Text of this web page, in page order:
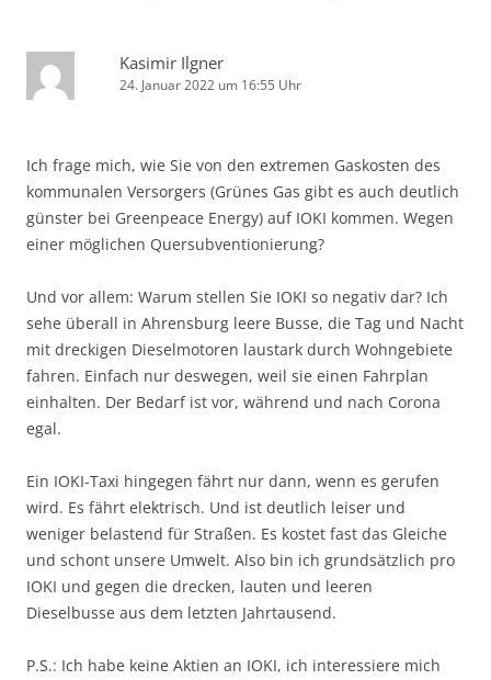
Kasimir Ilgner
24. Januar 2022 um 16:55 Uhr
Ich frage mich, wie Sie von den extremen Gaskosten des
kommunalen Versorgers (Grünes Gas gibt es auch deutlich
günster bei Greenpeace Energy) auf IOKI kommen. Wegen
einer möglichen Quersubventionierung?
Und vor allem: Warum stellen Sie IOKI so negativ dar? Ich
sehe überall in Ahrensburg leere Busse, die Tag und Nacht
mit dreckigen Dieselmotoren laustark durch Wohngebiete
fahren. Einfach nur deswegen, weil sie einen Fahrplan
einhalten. Der Bedarf ist vor, während und nach Corona
egal.
Ein IOKI-Taxi hingegen fährt nur dann, wenn es gerufen
wird. Es fährt elektrisch. Und ist deutlich leiser und
weniger belastend für Straßen. Es kostet fast das Gleiche
und schont unsere Umwelt. Also bin ich grundsätzlich pro
IOKI und gegen die drecken, lauten und leeren
Dieselbusse aus dem letzten Jahrtausend.
P.S.: Ich habe keine Aktien an IOKI, ich interessiere mich